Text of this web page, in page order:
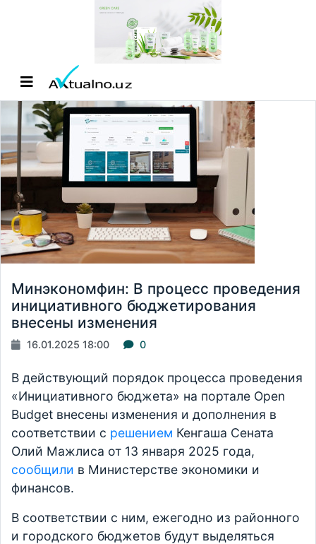
Минэкономфин: В процесс проведения
инициативного бюджетирования
внесены изменения
16.01.2025 18:00 0
В действующий порядок процесса проведения
«Инициативного бюджета» на портале Open
Budget внесены изменения и дополнения в
соответствии с решением Кенгаша Сената
Олий Мажлиса от 13 января 2025 года,
сообщили в Министерстве экономики и
финансов.
В соответствии с ним, ежегодно из районного
и городского бюджетов будут выделяться